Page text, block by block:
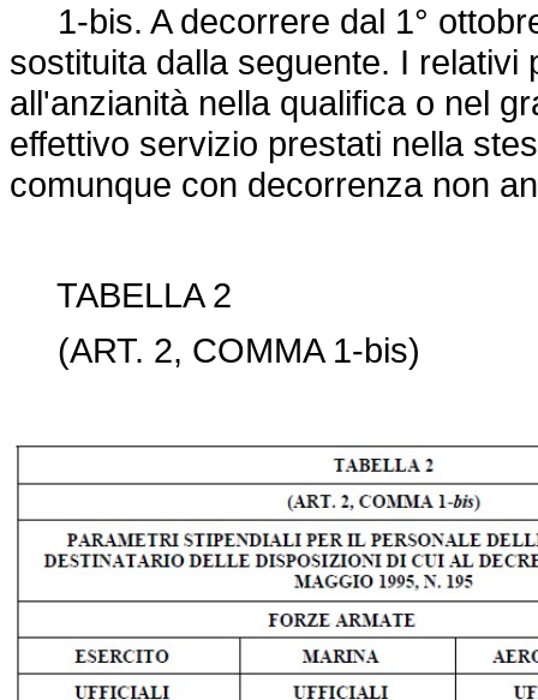
1-bis. A decorrere dal 1°
sostituita dalla seguente. I relativi
all'anzianità nella qualifica o nel
effettivo servizio prestati nella
comunque con decorrenza non
TABELLA 2
(ART. 2, COMMA 1-bis)